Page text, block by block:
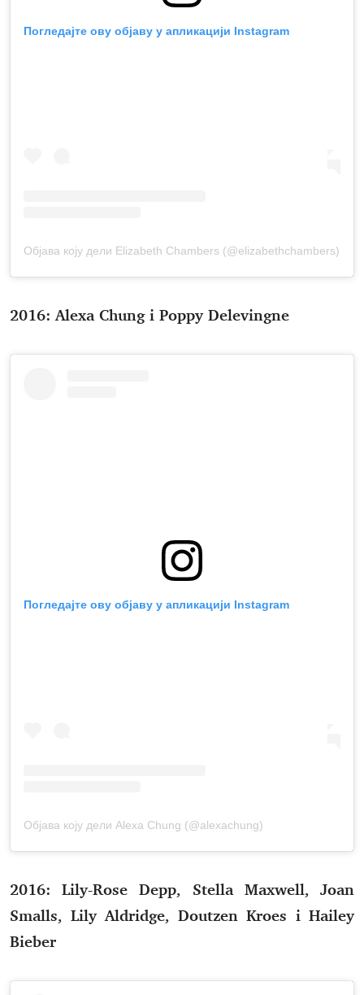
Погледајте ову објаву у апликацији Instagram
Објава коју дели Elizabeth Chambers (@elizabethchambers)
2016: Alexa Chung i Poppy Delevingne
Погледајте ову објаву у апликацији Instagram
Објава коју дели Alexa Chung (@alexachung)
2016: Lily-Rose Depp, Stella Maxwell, Joan
Smalls, Lily Aldridge, Doutzen Kroes i Hailey
Bieber